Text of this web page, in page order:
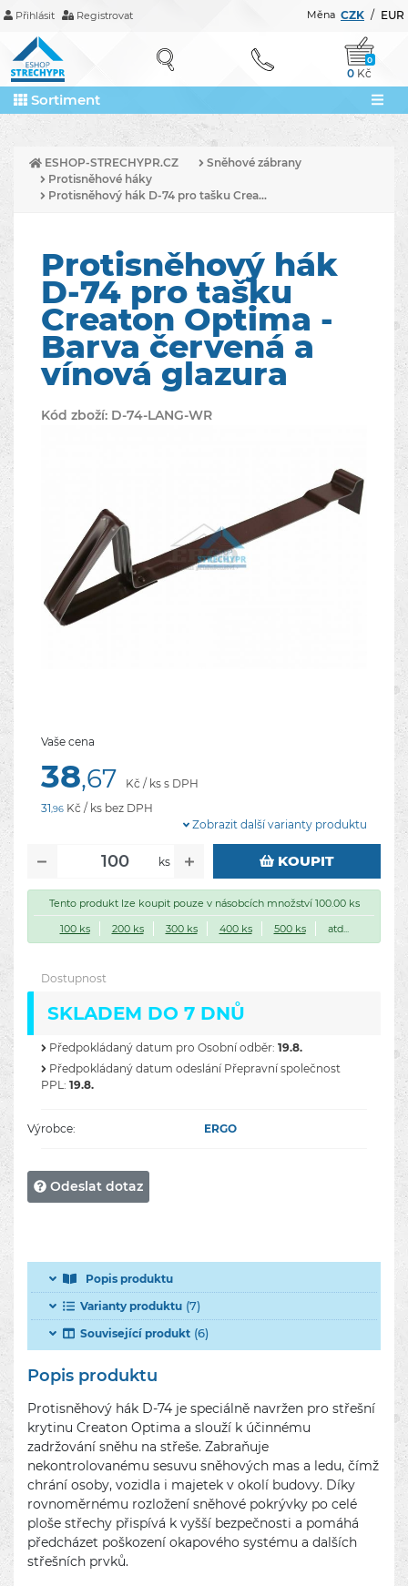
Přihlásit Registrovat CZK / EUR
Měna
0
0 Kč
Sortiment
ESHOP-STRECHYPR.CZ
Sněhové zábrany
Protisněhové háky
Protisněhový hák D-74 pro tašku Crea...
Protisněhový hák
D-74 pro tašku
Creaton Optima -
Barva červená a
vínová glazura
Kód zboží: D-74-LANG-WR
Vaše cena
38,67
Kč / ks s DPH
31,96 Kč / ks bez DPH
Zobrazit další varianty produktu
ks KOUPIT
Tento produkt lze koupit pouze v násobcích množství 100.00 ks
100 ks
200 ks 300 ks 400 ks 500 ks atd...
Dostupnost
SKLADEM DO 7 DNŮ
Předpokládaný datum pro Osobní odběr: 19.8.
Předpokládaný datum odeslání Přepravní společnost
PPL: 19.8.
Výrobce: ERGO
Odeslat dotaz
Popis produktu
Varianty produktu (7)
Související produkt (6)
Popis produktu
Protisněhový hák D-74 je speciálně navržen pro střešní
krytinu Creaton Optima a slouží k účinnému
zadržování sněhu na střeše. Zabraňuje
nekontrolovanému sesuvu sněhových mas a ledu, čímž
chrání osoby, vozidla i majetek v okolí budovy. Díky
rovnoměrnému rozložení sněhové pokrývky po celé
ploše střechy přispívá k vyšší bezpečnosti a pomáhá
předcházet poškození okapového systému a dalších
střešních prvků.